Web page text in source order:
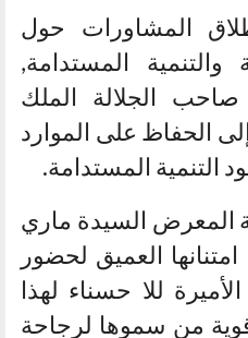
المشاورات حول
والتنمية المستدامة,
الجلالة الملك
الحفاظ على الموارد
التنمية المستدامة.
المعرض السيدة ماري
العميق لحضور
للا حسناء لهذا
من سموها لرجاحة